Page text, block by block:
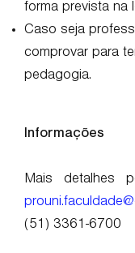
forma prevista na
Caso seja
comprovar para
pedagogia.
Informações
Mais detalhes
(51) 3361-6700